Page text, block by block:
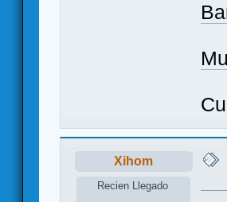
Xihom
Recien Llegado